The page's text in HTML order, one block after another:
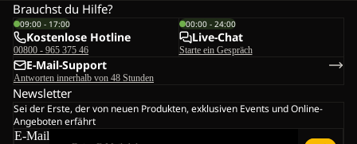
Brauchst du Hilfe?
09:00 - 17:00
Kostenlose Hotline
00800 - 965 375 46
00:00 - 24:00
Live-Chat
Starte ein Gespräch
E-Mail-Support
Antworten innerhalb von 48 Stunden
Newsletter
Sei der Erste, der von neuen Produkten, exklusiven Events und Online-
Angeboten erfährt
E-Mail